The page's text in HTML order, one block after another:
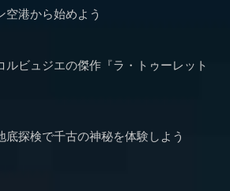
空港から始めよう
ルビュジエの傑作『ラ・トゥーレット
底探検で千古の神秘を体験しよう